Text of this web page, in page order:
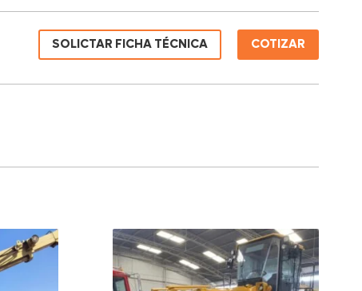
SOLICTAR FICHA TÉCNICA COTIZAR